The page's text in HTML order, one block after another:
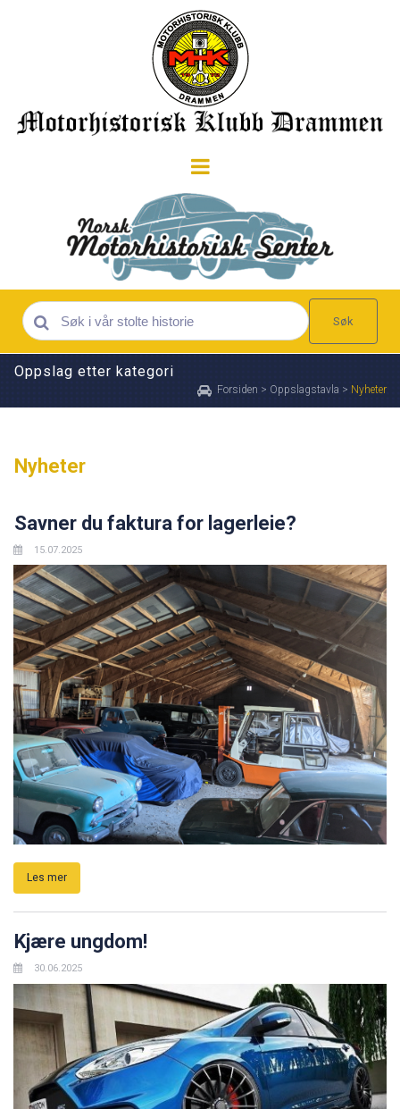
Søk
Oppslag etter kategori
Forsiden > Oppslagstavla > Nyheter
Nyheter
Savner du faktura for lagerleie?
15.07.2025
Les mer
Kjære ungdom!
30.06.2025